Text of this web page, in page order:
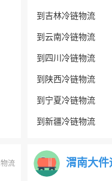
流
到吉林冷链物流
到云南冷链物流
到四川冷链物流
到陕西冷链物流
到宁夏冷链物流
到新疆冷链物流
渭南大件